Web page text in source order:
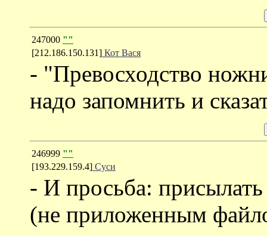
247000 ""
[212.186.150.131] Кот Вася
- "Превосходство
надо запомнить и
246999 ""
[193.229.159.4] Суси
- И просьба:
(не приложенным